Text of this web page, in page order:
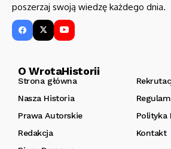
poszerzaj swoją wiedzę każdego dnia.
O WrotaHistorii
Strona główna
Nasza Historia
Prawa Autorskie
Polityka
Redakcja
Kontakt